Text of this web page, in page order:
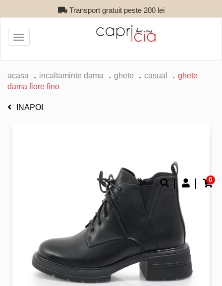
Transport gratuit peste 200 lei
0
Toggle
navigation
acasa incaltaminte dama ghete casual
ghete
dama fiore fino
INAPOI